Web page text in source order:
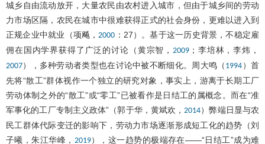
城乡自由流动放开，大量农民由农村进入城市，但由于城乡间的劳动
力市场区隔，农民在城市中很难获得正式的社会身份，更难以进入到
正规企业中就业（项飚， 2000 ：27）。基于这一历史背景，不稳定雇
佣在国内学界获得了广泛的讨论（黄宗智， 2009 ；李培林，李炜，
2007），多种劳动者类型也在讨论中被不断细化。周大鸣（ 1994 ）首
先将“散工”群体视作一个独立的研究对象，事实上，游离于长期工厂
劳动体制之外的“散工”或“零工”已被看作是日结工的属概念。而在“准
军事化的工厂专制主义政体”（郭于华，黄斌欢， 2014）弊端日显与农
民工群体代际变迁的影响下，劳动力市场逐渐形成短工化的趋势（刘
子曦，朱江华峰， 2019），这一趋势的极端存在——“日结工”成为难